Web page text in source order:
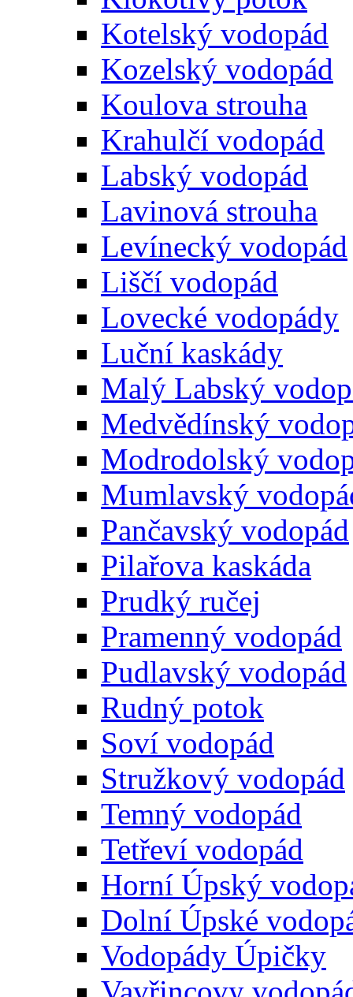
Kotelský vodopád
Kozelský vodopád
Koulova strouha
Krahulčí vodopád
Labský vodopád
Lavinová strouha
Levínecký vodopád
Liščí vodopád
Lovecké vodopády
Luční kaskády
Malý Labský
Medvědínský
Modrodolský
Mumlavský
Pančavský vodopád
Pilařova kaskáda
Prudký ručej
Pramenný vodopád
Pudlavský vodopád
Rudný potok
Soví vodopád
Stružkový vodopád
Temný vodopád
Tetřeví vodopád
Horní Úpský
Dolní Úpské
Vodopády Úpičky